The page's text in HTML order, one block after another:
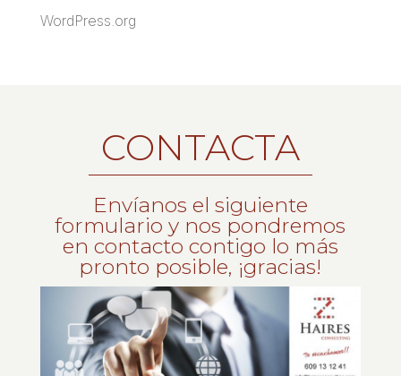
WordPress.org
CONTACTA
Envíanos el siguiente
formulario y nos pondremos
en contacto contigo lo más
pronto posible, ¡gracias!